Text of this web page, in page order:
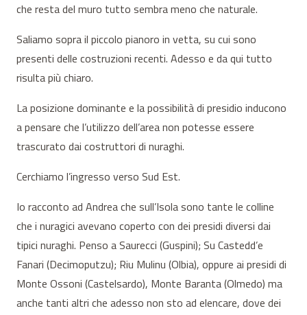
che resta del muro tutto sembra meno che naturale.
Saliamo sopra il piccolo pianoro in vetta, su cui sono
presenti delle costruzioni recenti. Adesso e da qui tutto
risulta più chiaro.
La posizione dominante e la possibilità di presidio inducono
a pensare che l’utilizzo dell’area non potesse essere
trascurato dai costruttori di nuraghi.
Cerchiamo l’ingresso verso Sud Est.
Io racconto ad Andrea che sull’Isola sono tante le colline
che i nuragici avevano coperto con dei presidi diversi dai
tipici nuraghi. Penso a Saurecci (Guspini); Su Castedd’e
Fanari (Decimoputzu); Riu Mulinu (Olbia), oppure ai presidi di
Monte Ossoni (Castelsardo), Monte Baranta (Olmedo) ma
anche tanti altri che adesso non sto ad elencare, dove dei